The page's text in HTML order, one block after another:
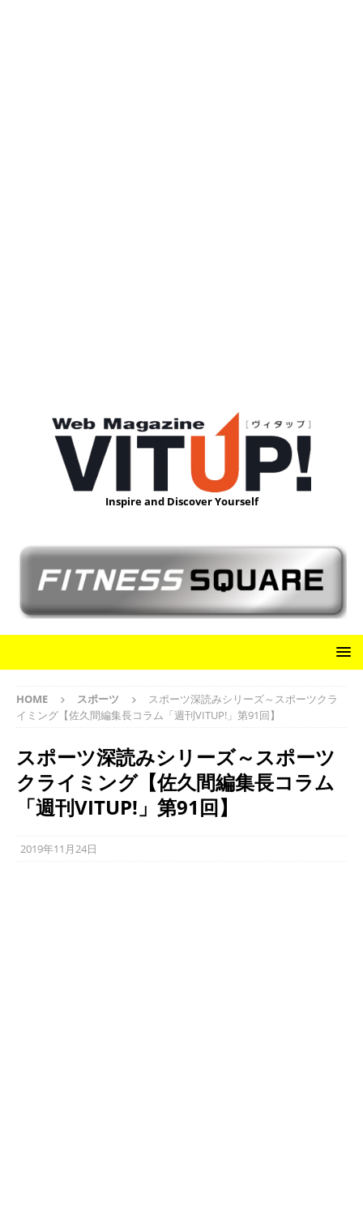
Inspire and Discover Yourself
HOME スポーツ
スポーツ深読みシリーズ～スポーツクラ
イミング【佐久間編集長コラム「週刊VITUP!」第91回】
スポーツ深読みシリーズ～スポーツ
クライミング【佐久間編集長コラム
「週刊VITUP!」第91回】
2019年11月24日